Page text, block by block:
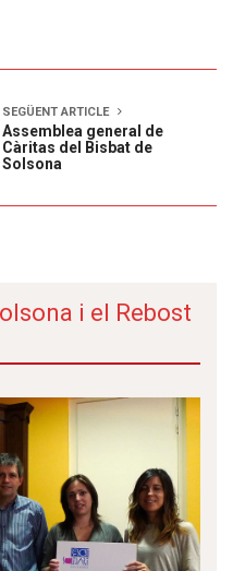
SEGÜENT ARTICLE
Assemblea general de
Càritas del Bisbat de
Solsona
i el Rebost